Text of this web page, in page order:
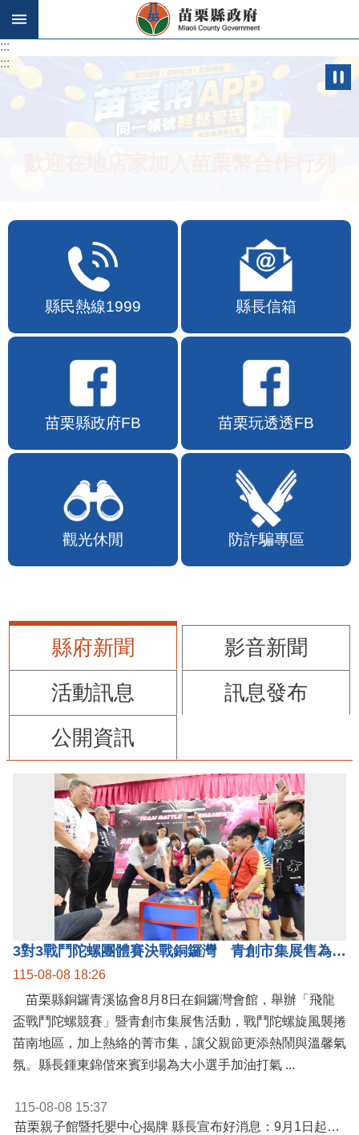
跳到主要內容區塊
:::
:::
縣民熱線1999 縣長信箱
苗栗縣政府FB 苗栗玩透透FB
觀光休閒 防詐騙專區
縣府新聞
影音新聞
活動訊息
訊息發布
公開資訊
3對3戰鬥陀螺團體賽決戰銅鑼灣 青創市集展售為父親節增添繽紛
115-08-08 18:26
苗栗縣銅鑼青溪協會8月8日在銅鑼灣會館，舉辦「飛龍
盃戰鬥陀螺競賽」暨青創市集展售活動，戰鬥陀螺旋風襲捲
苗南地區，加上熱絡的菁市集，讓父親節更添熱鬧與溫馨氣
氛。縣長鍾東錦偕來賓到場為大小選手加油打氣 ...
115-08-08 15:37
苗栗親子館暨托嬰中心揭牌 縣長宣布好消息：9月1日起調降臨時托嬰費用